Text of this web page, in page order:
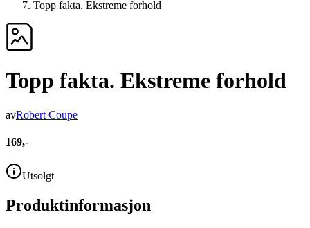
Topp fakta. Ekstreme forhold
Topp fakta. Ekstreme forhold
avRobert Coupe
169,-
Utsolgt
Produktinformasjon